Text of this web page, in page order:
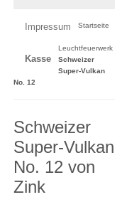
Impressum
Kasse
Startseite
Leuchtfeuerwerk
Schweizer
Super-Vulkan
No. 12
Schweizer
Super-Vulkan
No. 12 von
Zink